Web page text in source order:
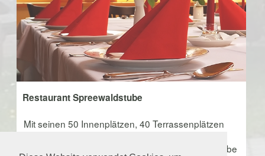
Restaurant Spreewaldstube
Mit seinen 50 Innenplätzen, 40 Terrassenplätzen
Landstil erbaute Cafè & Restaurant Spreewaldstube